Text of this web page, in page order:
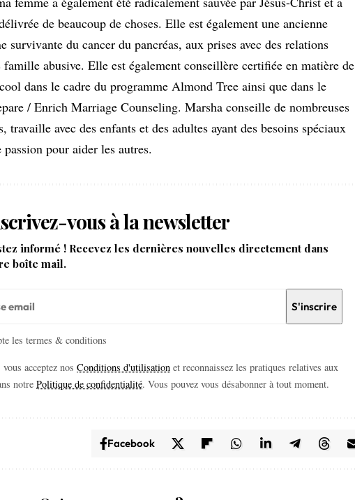
de beaucoup de choses. Elle est également une ancienne
survivante du cancer du pancréas, aux prises avec des relations
famille abusive. Elle est également conseillère certifiée en matière de
dans le cadre du programme Almond Tree ainsi que dans le
/ Enrich Marriage Counseling. Marsha conseille de nombreuses
travaille avec des enfants et des adultes ayant des besoins spéciaux
passion pour aider les autres.
vous à la newsletter
informé ! Recevez les dernières nouvelles directement dans
boîte mail.
les termes & conditions
acceptez nosConditions d'utilisation et reconnaissez les pratiques relatives aux
notrePolitique de confidentialité. Vous pouvez vous désabonner à tout moment.
Facebook